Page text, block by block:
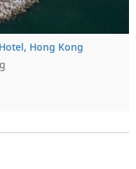
Hong Kong